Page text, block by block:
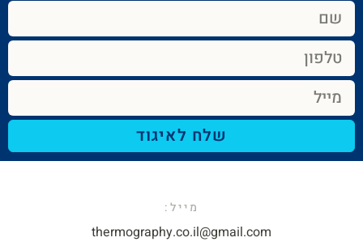
שלח לאיגוד
מייל:​
thermography.co.il@gmail.com​